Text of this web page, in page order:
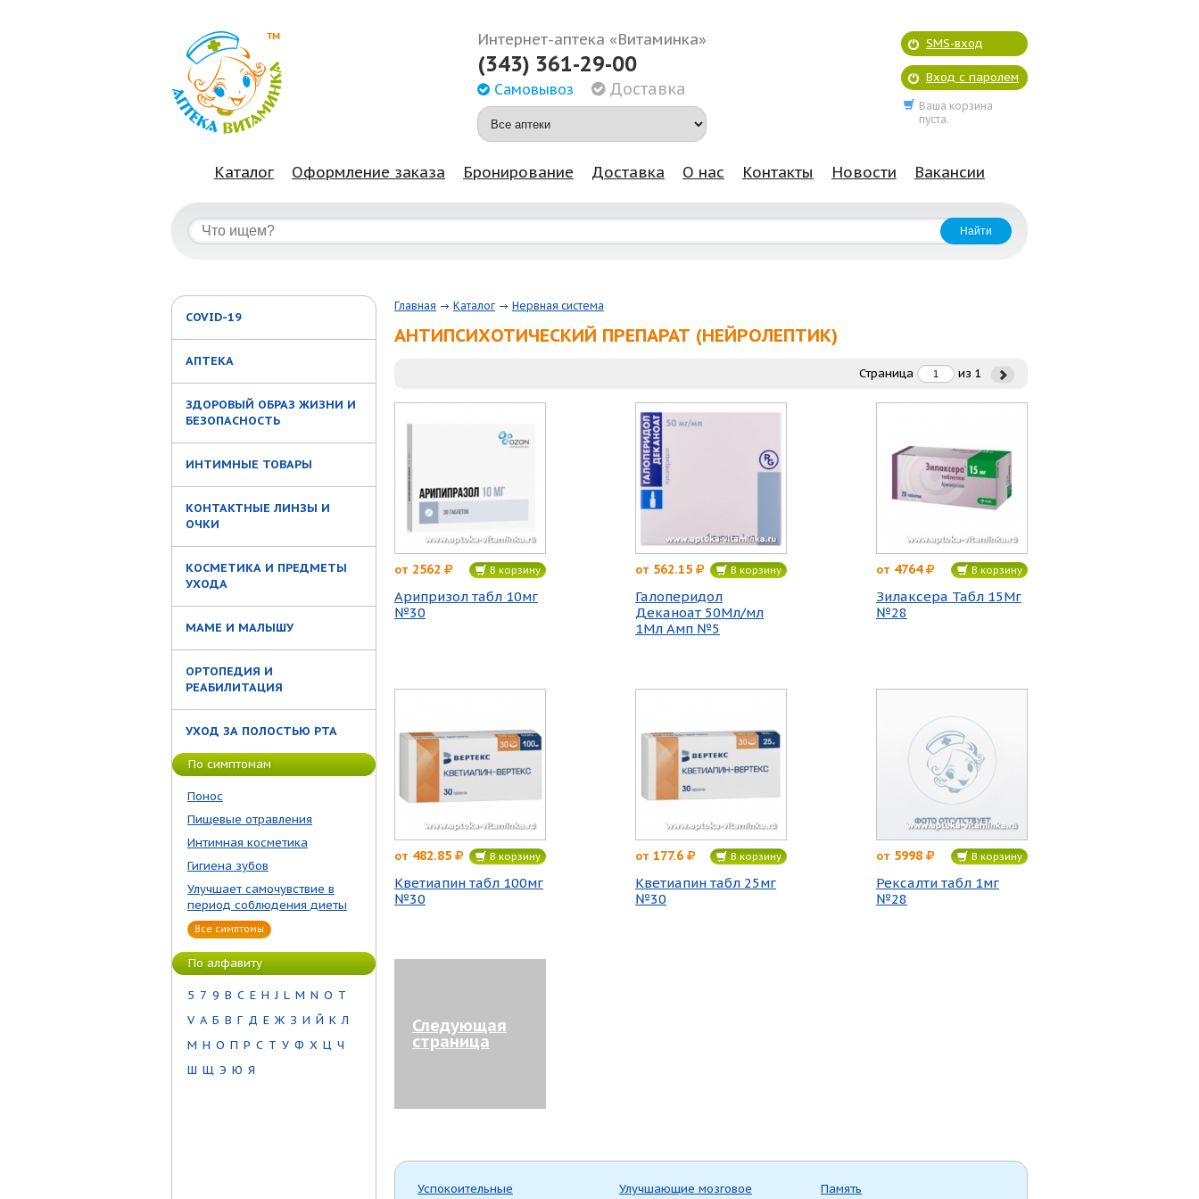
Интернет-аптека «Витаминка»
(343) 361-29-00
Самовывоз Доставка
SMS-вход
Вход с паролем
Ваша корзина
пуста.
Каталог Оформление заказа Бронирование Доставка О нас Контакты Новости Вакансии
COVID-19
АПТЕКА
ЗДОРОВЫЙ ОБРАЗ ЖИЗНИ И
БЕЗОПАСНОСТЬ
ИНТИМНЫЕ ТОВАРЫ
КОНТАКТНЫЕ ЛИНЗЫ И
ОЧКИ
КОСМЕТИКА И ПРЕДМЕТЫ
УХОДА
МАМЕ И МАЛЫШУ
ОРТОПЕДИЯ И
РЕАБИЛИТАЦИЯ
УХОД ЗА ПОЛОСТЬЮ РТА
По симптомам
Понос
Пищевые отравления
Интимная косметика
Гигиена зубов
Улучшает самочувствие в
период соблюдения диеты
Все симптомы
По алфавиту
5 7 9 B C E H J L M N O T
V А Б В Г Д Е Ж З И Й К Л
М Н О П Р С Т У Ф Х Ц Ч
Ш Щ Э Ю Я
Главная Каталог Нервная система
АНТИПСИХОТИЧЕСКИЙ ПРЕПАРАТ (НЕЙРОЛЕПТИК)
Страница из 1
от 2562 В корзину
Арипризол табл 10мг
№30
от 562.15 В корзину
Галоперидол
Деканоат 50Мл/мл
1Мл Амп №5
от 4764 В корзину
Зилаксера Табл 15Мг
№28
от 482.85 В корзину
Кветиапин табл 100мг
№30
от 177.6 В корзину
Кветиапин табл 25мг
№30
от 5998 В корзину
Рексалти табл 1мг
№28
Следующая
страница
Успокоительные
Улучшающие мозговое
Память